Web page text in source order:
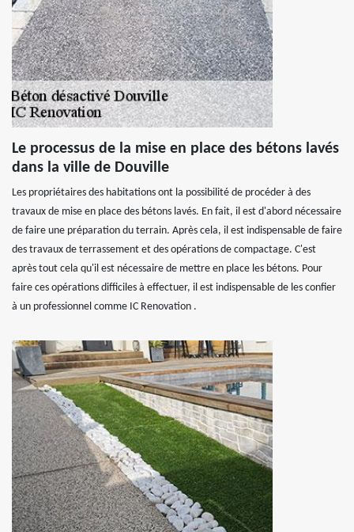
Le processus de la mise en place des bétons lavés
dans la ville de Douville
Les propriétaires des habitations ont la possibilité de procéder à des
travaux de mise en place des bétons lavés. En fait, il est d'abord nécessaire
de faire une préparation du terrain. Après cela, il est indispensable de faire
des travaux de terrassement et des opérations de compactage. C'est
après tout cela qu'il est nécessaire de mettre en place les bétons. Pour
faire ces opérations difficiles à effectuer, il est indispensable de les confier
à un professionnel comme IC Renovation .